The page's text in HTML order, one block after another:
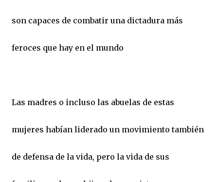
son capaces de combatir una dictadura más
feroces que hay en el mundo
Las madres o incluso las abuelas de estas
mujeres habían liderado un movimiento también
de defensa de la vida, pero la vida de sus